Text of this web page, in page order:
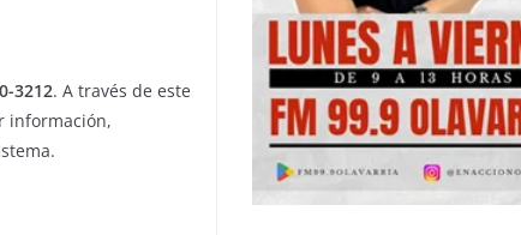
3212. A través de este
información,